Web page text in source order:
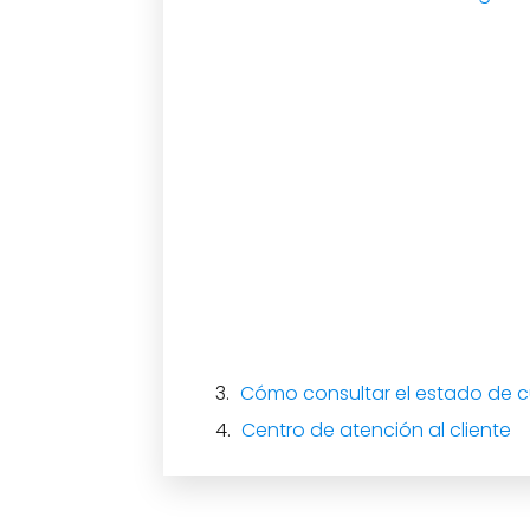
Cómo consultar el estado de
Centro de atención al cliente